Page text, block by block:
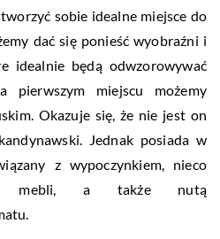
sobie idealne miejsce do
dać się ponieść wyobraźni i
idealnie będą odwzorowywać
pierwszym miejscu możemy
Okazuje się, że nie jest on
Jednak posiada w
z wypoczynkiem, nieco
mebli, a także nutą